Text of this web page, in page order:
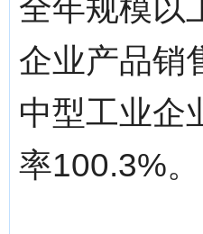
全年规模以
企业产品销
中型工业企
率100.3%。